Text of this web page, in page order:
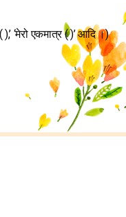
‘मेरो एकमात्र ( )’ आदि ।)